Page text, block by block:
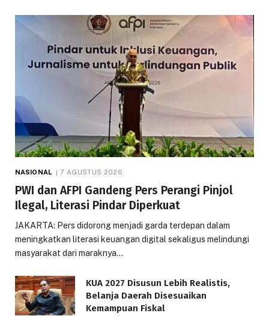
NASIONAL 7 AGUSTUS 2026
PWI dan AFPI Gandeng Pers Perangi Pinjol
Ilegal, Literasi Pindar Diperkuat
JAKARTA: Pers didorong menjadi garda terdepan dalam
meningkatkan literasi keuangan digital sekaligus melindungi
masyarakat dari maraknya…
KUA 2027 Disusun Lebih Realistis,
Belanja Daerah Disesuaikan
Kemampuan Fiskal